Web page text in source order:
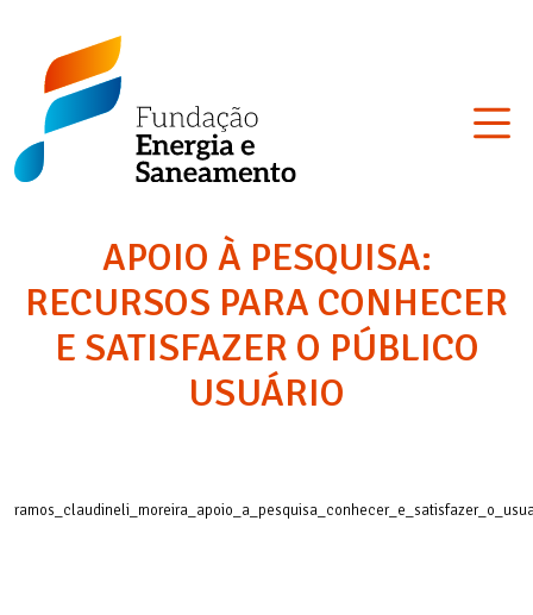
content
Fundação
Energia
Saneamento
APOIO À PESQUISA:
RECURSOS PARA CONHECER
E SATISFAZER O PÚBLICO
USUÁRIO